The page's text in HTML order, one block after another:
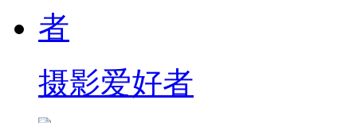
摄影爱好者